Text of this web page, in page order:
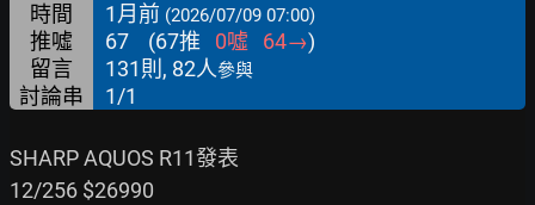
時間 1月前 (2026/07/09 07:00)
推噓 67 (67推 0噓 64→)
留言
131則, 82人參與
討論串 1/1
SHARP AQUOS R11發表
12/256 $26990